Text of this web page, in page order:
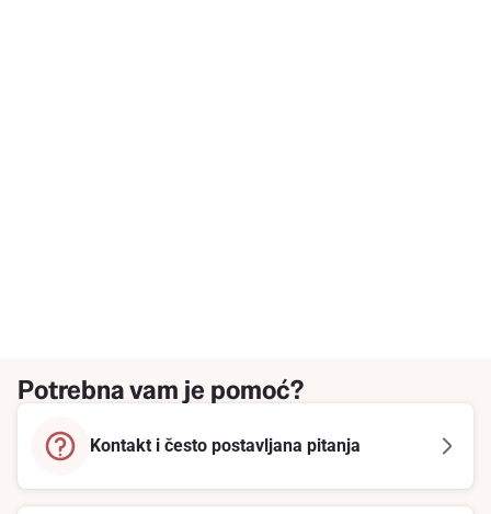
Potrebna vam je pomoć?
Kontakt i često postavljana pitanja